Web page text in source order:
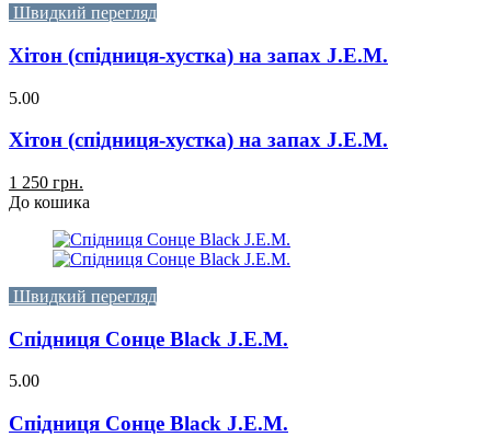
Швидкий перегляд
Хітон (спідниця-хустка) на запах J.E.M.
5.00
Хітон (спідниця-хустка) на запах J.E.M.
1 250 грн.
До кошика
Швидкий перегляд
Спідниця Сонце Black J.E.M.
5.00
Спідниця Сонце Black J.E.M.